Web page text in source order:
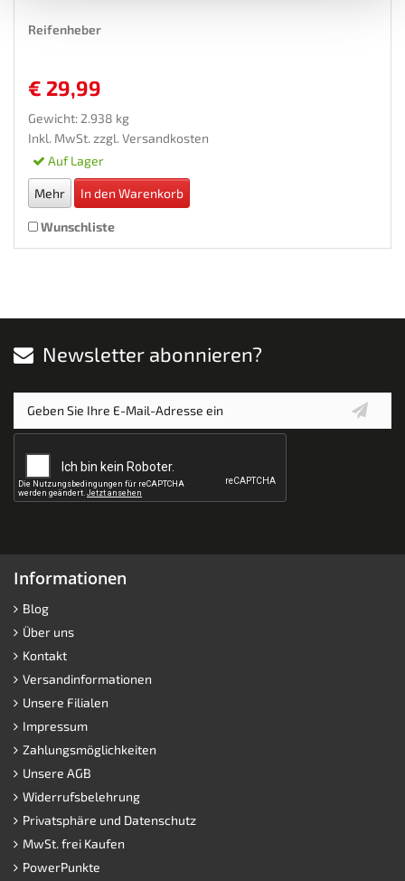
Reifenheber
€ 29,99
Gewicht: 2.938 kg
Inkl. MwSt. zzgl. Versandkosten
Auf Lager
Mehr In den Warenkorb
Wunschliste
Newsletter abonnieren?
Informationen
Blog
Über uns
Kontakt
Versandinformationen
Unsere Filialen
Impressum
Zahlungsmöglichkeiten
Unsere AGB
Widerrufsbelehrung
Privatsphäre und Datenschutz
MwSt. frei Kaufen
PowerPunkte